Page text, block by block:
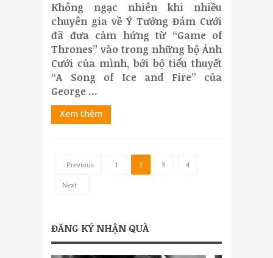
Không ngạc nhiên khi nhiều
chuyên gia về Ý Tưởng Đám Cưới
đã đưa cảm hứng từ “Game of
Thrones” vào trong những bộ Ảnh
Cưới của mình, bởi bộ tiểu thuyết
“A Song of Ice and Fire” của
George ...
Xem thêm
Previous 1 2 3 4
Next
ĐĂNG KÝ NHẬN QUÀ